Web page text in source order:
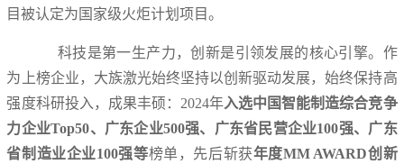
目被认定为国家级火炬计划项目。
科技是第一生产力，创新是引领发展的核心引擎。作
为上榜企业，大族激光始终坚持以创新驱动发展，始终保持高
强度科研投入，成果丰硕：2024年入选中国智能制造综合竞争
力企业Top50、广东企业500强、广东省民营企业100强、广东
省制造业企业100强等榜单，先后斩获年度MM AWARD创新